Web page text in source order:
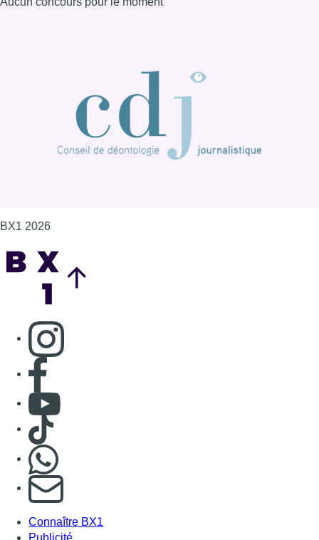
Consulter page Instagram
S'abonner à notre newsletter
Connaître BX1
Publicité
Offres d'emploi
Contact
Mentions légales
Politique de cookies (UE)
Gérer les cookies